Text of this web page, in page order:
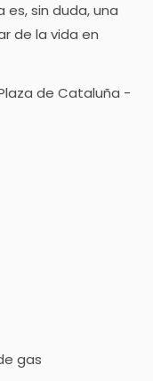
es, sin duda, una
de la vida en
de Cataluña -
gas